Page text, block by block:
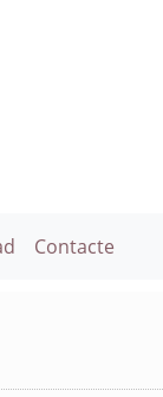
Contacte